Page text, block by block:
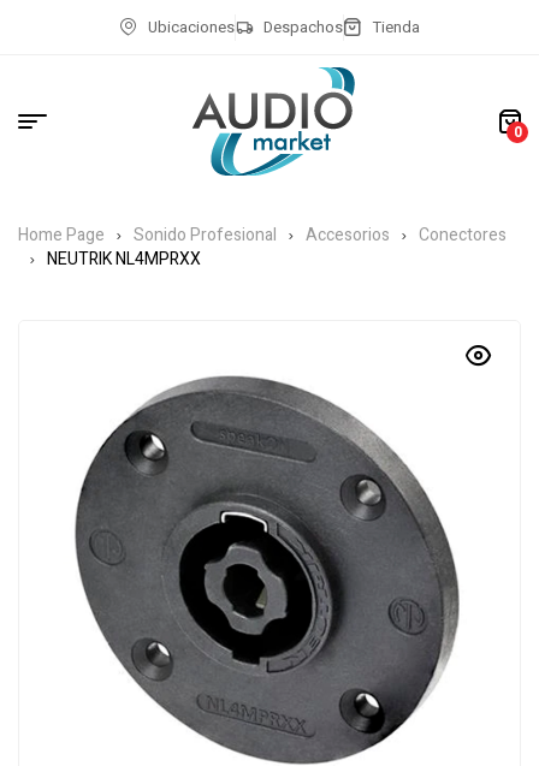
Ubicaciones Despachos Tienda
0
Home Page Sonido Profesional Accesorios
Conectores
NEUTRIK NL4MPRXX